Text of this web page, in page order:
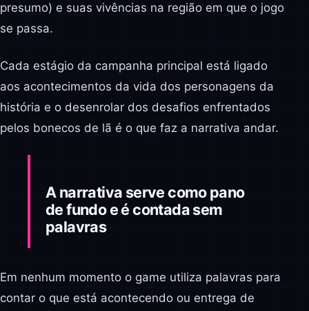
presumo) e suas vivências na região em que o jogo
se passa.
Cada estágio da campanha principal está ligado
aos acontecimentos da vida dos personagens da
história e o desenrolar dos desafios enfrentados
pelos bonecos de lã é o que faz a narrativa andar.
A narrativa serve como pano
de fundo e é contada sem
palavras
Em nenhum momento o game utiliza palavras para
contar o que está acontecendo ou entrega de